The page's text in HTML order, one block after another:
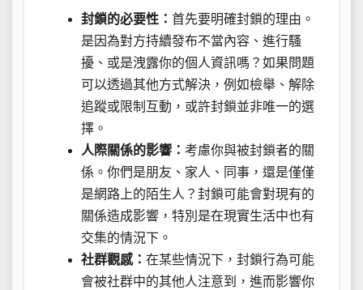
封鎖的必要性： 首先要明確封鎖的理由。
是因為對方持續發布不當內容、進行騷
擾、或是洩露你的個人資訊嗎？如果問題
可以透過其他方式解決，例如檢舉、解除
追蹤或限制互動，或許封鎖並非唯一的選
擇。
人際關係的影響： 考慮你與被封鎖者的關
係。你們是朋友、家人、同事，還是僅僅
是網路上的陌生人？封鎖可能會對現有的
關係造成影響，特別是在現實生活中也有
交集的情況下。
社群觀感： 在某些情況下，封鎖行為可能
會被社群中的其他人注意到，進而影響你